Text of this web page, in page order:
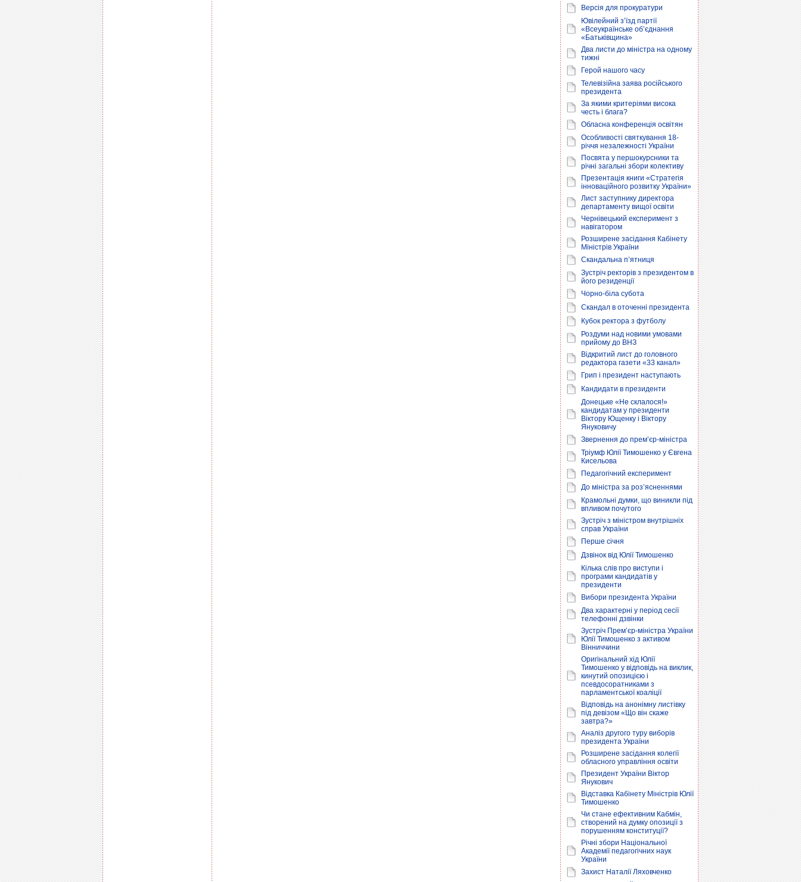
Версія для прокуратури
Ювілейний з’їзд партії
«Всеукраїнське об’єднання
«Батьківщина»
Два листи до міністра на одному
тижні
Герой нашого часу
Телевізійна заява російського
президента
За якими критеріями висока
честь і блага?
Обласна конференція освітян
Особливості святкування 18-
річчя незалежності України
Посвята у першокурсники та
річні загальні збори колективу
Презентація книги «Стратегія
інноваційного розвитку України»
Лист заступнику директора
департаменту вищої освіти
Чернівецький експеримент з
навігатором
Розширене засідання Кабінету
Міністрів України
Скандальна п’ятниця
Зустріч ректорів з президентом в
його резиденції
Чорно-біла субота
Скандал в оточенні президента
Кубок ректора з футболу
Роздуми над новими умовами
прийому до ВНЗ
Відкритий лист до головного
редактора газети «33 канал»
Грип і президент наступають
Кандидати в президенти
Донецьке «Не склалося!»
кандидатам у президенти
Віктору Ющенку і Віктору
Януковичу
Звернення до прем’єр-міністра
Тріумф Юлії Тимошенко у Євгена
Кисельова
Педагогічний експеримент
До міністра за роз’ясненнями
Крамольні думки, що виникли під
впливом почутого
Зустріч з міністром внутрішніх
справ України
Перше січня
Дзвінок від Юлії Тимошенко
Кілька слів про виступи і
програми кандидатів у
президенти
Вибори президента України
Два характерні у період сесії
телефонні дзвінки
Зустріч Прем’єр-міністра України
Юлії Тимошенко з активом
Вінниччини
Оригінальний хід Юлії
Тимошенко у відповідь на виклик,
кинутий опозицією і
псевдосоратниками з
парламентської коаліції
Відповідь на анонімну листівку
під девізом «Що він скаже
завтра?»
Аналіз другого туру виборів
президента України
Розширене засідання колегії
обласного управління освіти
Президент України Віктор
Янукович
Відставка Кабінету Міністрів Юлії
Тимошенко
Чи стане ефективним Кабмін,
створений на думку опозиції з
порушенням конституції?
Річні збори Національної
Академії педагогічних наук
України
Захист Наталії Ляховченко